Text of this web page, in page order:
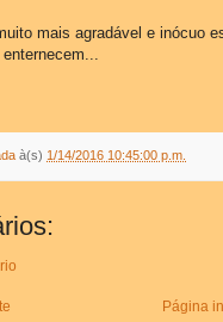
mais agradável e inócuo
à(s) 1/14/2016 10:45:00 p.m.
Página